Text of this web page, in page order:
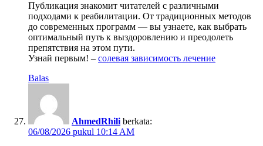
Публикация знакомит читателей с различными
подходами к реабилитации. От традиционных методов
до современных программ — вы узнаете, как выбрать
оптимальный путь к выздоровлению и преодолеть
препятствия на этом пути.
Узнай первым! – солевая зависимость лечение
Balas
AhmedRhili berkata:
06/08/2026 pukul 10:14 AM